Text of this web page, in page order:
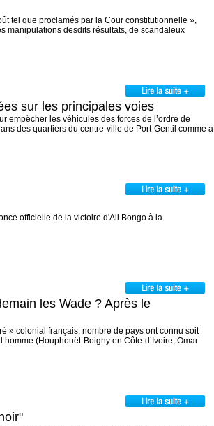
tel que proclamés par la Cour constitutionnelle »,
manipulations desdits résultats, de scandaleux
sur les principales voies
empêcher les véhicules des forces de l’ordre de
des quartiers du centre-ville de Port-Gentil comme à
officielle de la victoire d'Ali Bongo à la
les Wade ? Après le
» colonial français, nombre de pays ont connu soit
(Houphouët-Boigny en Côte-d’Ivoire, Omar